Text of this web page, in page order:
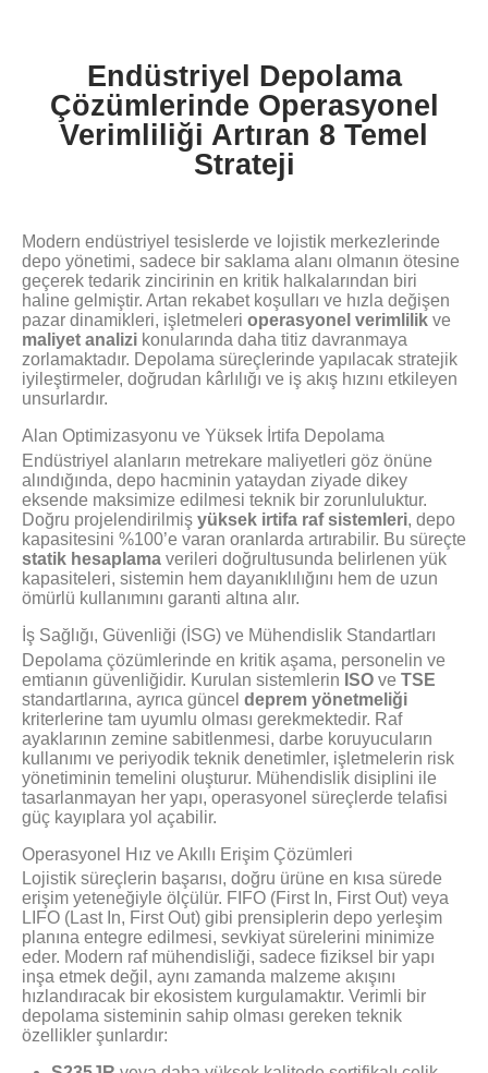
Endüstriyel Depolama
Çözümlerinde Operasyonel
Verimliliği Artıran 8 Temel
Strateji
Modern endüstriyel tesislerde ve lojistik merkezlerinde
depo yönetimi, sadece bir saklama alanı olmanın ötesine
geçerek tedarik zincirinin en kritik halkalarından biri
haline gelmiştir. Artan rekabet koşulları ve hızla değişen
pazar dinamikleri, işletmeleri operasyonel verimlilik ve
maliyet analizi konularında daha titiz davranmaya
zorlamaktadır. Depolama süreçlerinde yapılacak stratejik
iyileştirmeler, doğrudan kârlılığı ve iş akış hızını etkileyen
unsurlardır.
Alan Optimizasyonu ve Yüksek İrtifa Depolama
Endüstriyel alanların metrekare maliyetleri göz önüne
alındığında, depo hacminin yataydan ziyade dikey
eksende maksimize edilmesi teknik bir zorunluluktur.
Doğru projelendirilmiş yüksek irtifa raf sistemleri, depo
kapasitesini %100’e varan oranlarda artırabilir. Bu süreçte
statik hesaplama verileri doğrultusunda belirlenen yük
kapasiteleri, sistemin hem dayanıklılığını hem de uzun
ömürlü kullanımını garanti altına alır.
İş Sağlığı, Güvenliği (İSG) ve Mühendislik Standartları
Depolama çözümlerinde en kritik aşama, personelin ve
emtianın güvenliğidir. Kurulan sistemlerin ISO ve TSE
standartlarına, ayrıca güncel deprem yönetmeliği
kriterlerine tam uyumlu olması gerekmektedir. Raf
ayaklarının zemine sabitlenmesi, darbe koruyucuların
kullanımı ve periyodik teknik denetimler, işletmelerin risk
yönetiminin temelini oluşturur. Mühendislik disiplini ile
tasarlanmayan her yapı, operasyonel süreçlerde telafisi
güç kayıplara yol açabilir.
Operasyonel Hız ve Akıllı Erişim Çözümleri
Lojistik süreçlerin başarısı, doğru ürüne en kısa sürede
erişim yeteneğiyle ölçülür. FIFO (First In, First Out) veya
LIFO (Last In, First Out) gibi prensiplerin depo yerleşim
planına entegre edilmesi, sevkiyat sürelerini minimize
eder. Modern raf mühendisliği, sadece fiziksel bir yapı
inşa etmek değil, aynı zamanda malzeme akışını
hızlandıracak bir ekosistem kurgulamaktır. Verimli bir
depolama sisteminin sahip olması gereken teknik
özellikler şunlardır: